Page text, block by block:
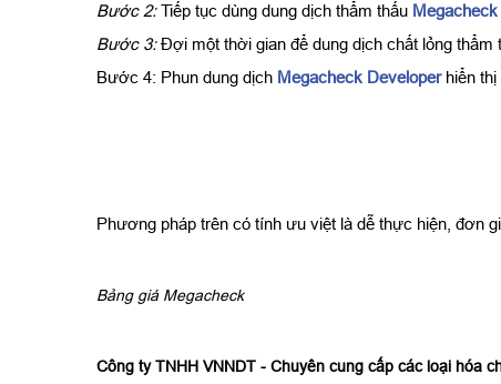
Bước 2:Tiếp tục dùng dung dịch thẩm thấu
Bước 3:Đợi một thời gian để dung dịch chất lỏng
Bước 4: Phun dung dịch Megacheck Developerhiển thị
Phương pháp trên có tính ưu việt là dễ thực hiện, đơn
Bảng giá Megacheck
Công ty TNHH VNNDT - Chuyên cung cấp các loại hóa